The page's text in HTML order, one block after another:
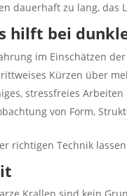
dauerhaft zu lang, das
hilft bei
im Einschätzen
Kürzen über
stressfreies Arbeiten
von Form,
richtigen Technik